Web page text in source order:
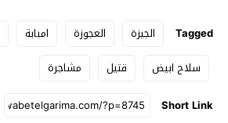
Tagged الجيزة العجوزة امبابة
سلاح ابيض
قتيل
مشاجرة
Short Link